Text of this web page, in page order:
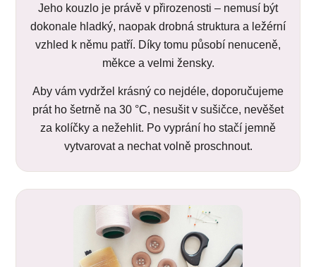
Jeho kouzlo je právě v přirozenosti – nemusí být
dokonale hladký, naopak drobná struktura a ležérní
vzhled k němu patří. Díky tomu působí nenuceně,
měkce a velmi žensky.
Aby vám vydržel krásný co nejdéle, doporučujeme
prát ho šetrně na 30 °C, nesušit v sušičce, nevěšet
za kolíčky a nežehlit. Po vyprání ho stačí jemně
vytvarovat a nechat volně proschnout.